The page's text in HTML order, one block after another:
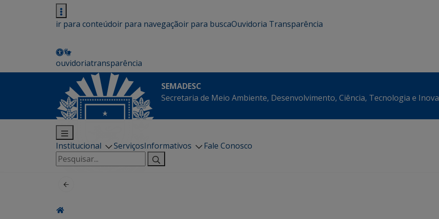
ir para conteúdoir para navegaçãoir para buscaOuvidoria Transparência
ouvidoriatransparência
SEMADESC
Secretaria de Meio Ambiente, Desenvolvimento, Ciência, Tecnologia e
Institucional ServiçosInformativos
Fale Conosco
Pesquisar
por: